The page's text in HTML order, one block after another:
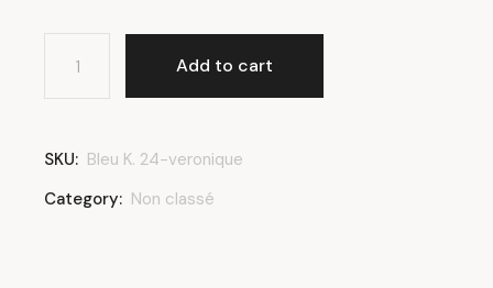
Bleu K. 24 Véronique quantity
Add to cart
SKU: Bleu K. 24-veronique
Category: Non classé